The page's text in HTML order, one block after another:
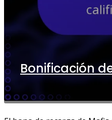
Bonificación